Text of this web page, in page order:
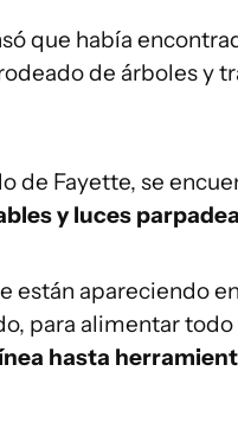
que había
de árboles y
de Fayette, se
y luces
están apareciendo
para alimentar
hasta